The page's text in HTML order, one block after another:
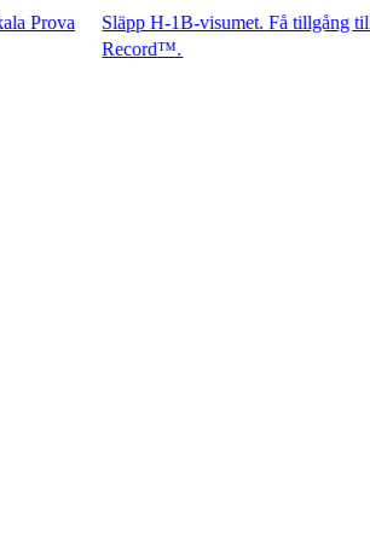
Släpp H-1B-visumet. Få tillgång till
Record™.​​